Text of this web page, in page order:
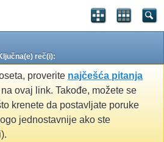
reč(i):
proverite najčešća pitanja
ovaj link. Takođe, možete se
krenete da postavljate poruke
jednostavnije ako ste